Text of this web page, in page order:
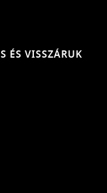
ÉS VISSZÁRUK